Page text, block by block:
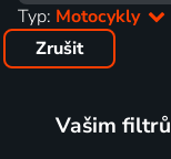
Typ: Motocykly
Zrušit
Vašim